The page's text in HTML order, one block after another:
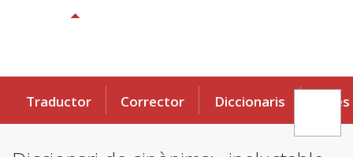
Traductor Corrector Diccionaris Eines